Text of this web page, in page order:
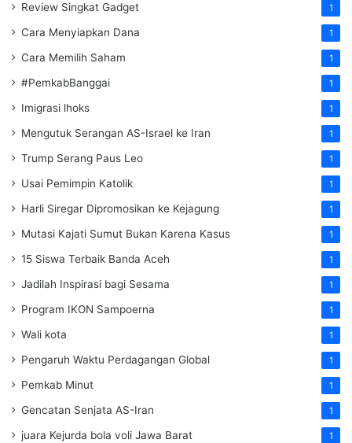
Review Singkat Gadget 1
Cara Menyiapkan Dana 1
Cara Memilih Saham 1
#PemkabBanggai 1
Imigrasi lhoks 1
Mengutuk Serangan AS-Israel ke Iran 1
Trump Serang Paus Leo 1
Usai Pemimpin Katolik 1
Harli Siregar Dipromosikan ke Kejagung 1
Mutasi Kajati Sumut Bukan Karena Kasus 1
15 Siswa Terbaik Banda Aceh 1
Jadilah Inspirasi bagi Sesama 1
Program IKON Sampoerna 1
Wali kota 1
Pengaruh Waktu Perdagangan Global 1
Pemkab Minut 1
Gencatan Senjata AS-Iran 1
juara Kejurda bola voli Jawa Barat 1